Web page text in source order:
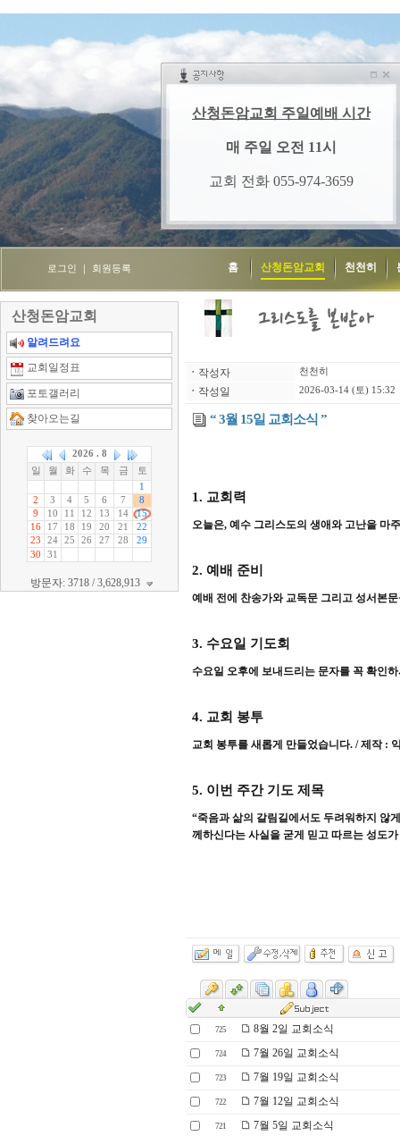
로그인 회원등록 홈 산청돈암교회 천천히
산청돈암교회
알려드려요
교회일정표
포토갤러리
찾아오는길
방문자: 3718 / 3,628,913
ㆍ 작성자 천천히
ㆍ 작성일 2026-03-14 (토) 15:32
“ 3월 15일 교회소식 ”
1. 교회력
오늘은, 예수 그리스도의 생애와 고난을 마
2. 예배 준비
예배 전에 찬송가와 교독문 그리고 성서본
3. 수요일 기도회
수요일 오후에 보내드리는 문자를 꼭 확인
4. 교회 봉투
교회 봉투를 새롭게 만들었습니다. /제작 :
5. 이번 주간 기도 제목
“죽음과 삶의 갈림길에서도 두려워하지 않
께하신다는 사실을 굳게 믿고 따르는 성도
725 8월 2일 교회소식
724 7월 26일 교회소식
723 7월 19일 교회소식
722 7월 12일 교회소식
721 7월 5일 교회소식